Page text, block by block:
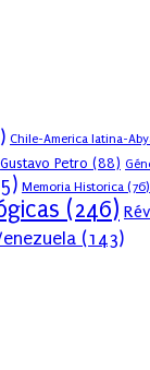
Chile-America latina-
Gustavo Petro (88)
Memoria Historica (76)
(246)
(143)